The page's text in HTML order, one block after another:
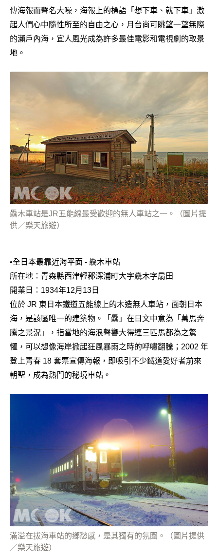
傳海報而聲名大噪，海報上的標語「想下車、就下車」激
起人們心中隨性所至的自由之心，月台尚可眺望一望無際
的瀨戶內海，宜人風光成為許多最佳電影和電視劇的取景
地。
驫木車站是JR五能線最受歡迎的無人車站之一。（圖片提
供／樂天旅遊）
•全日本最靠近海平面 - 驫木車站
所在地：青森縣西津輕郡深浦町大字驫木字扇田
開業日：1934年12月13日
位於 JR 東日本鐵道五能線上的木造無人車站，面朝日本
海，是該區唯一的建築物。「驫」在日文中意為「萬馬奔
騰之景況」，指當地的海浪聲響大得連三匹馬都為之驚
懼，可以想像海岸掀起狂風暴雨之時的呼嘯翻騰；2002 年
登上青春 18 套票宣傳海報，即吸引不少鐵道愛好者前來
朝聖，成為熱門的秘境車站。
滿溢在拔海車站的鄉愁感，是其獨有的氛圍。（圖片提供
／樂天旅遊）